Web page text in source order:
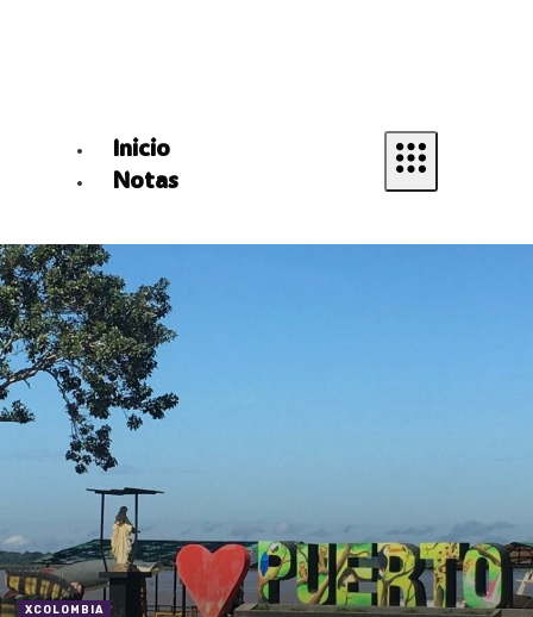
Inicio
Notas
Bacatá
De la región
XCOLOMBIA